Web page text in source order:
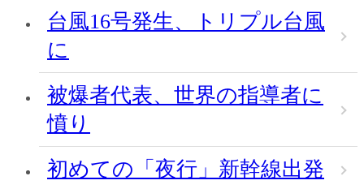
台風16号発生、トリプル台風
に
被爆者代表、世界の指導者に
憤り
初めての「夜行」新幹線出発